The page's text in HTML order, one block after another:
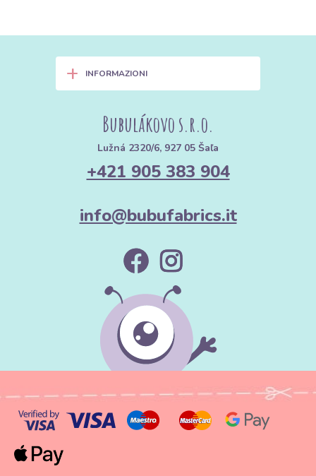
+ INFORMAZIONI
Bubulákovo s.r.o.
Lužná 2320/6, 927 05 Šaľa
+421 905 383 904
info@bubufabrics.it